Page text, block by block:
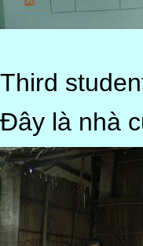
Third
Đây là nhà